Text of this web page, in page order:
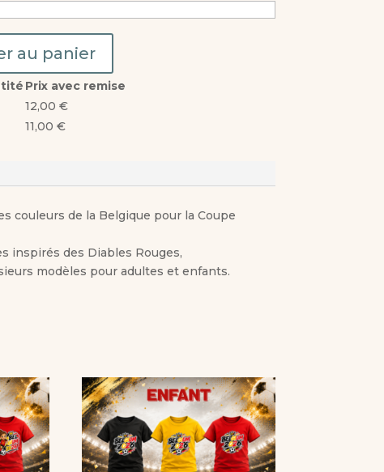
au panier
Prix avec remise
12,00 €
11,00 €
couleurs de la Belgique pour la Coupe
inspirés des Diables Rouges,
modèles pour adultes et enfants.